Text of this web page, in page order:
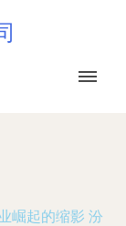
崛起的缩影 汾